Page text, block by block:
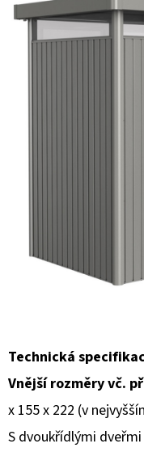
Technická
Vnější rozměry vč.
x 155 x 222 (v
S dvoukřídlými dveřmi
B